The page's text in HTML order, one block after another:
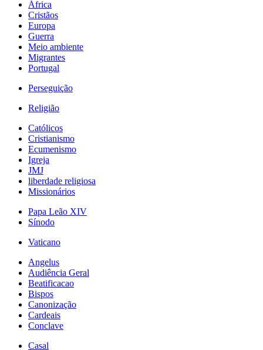
África
Cristãos
Europa
Guerra
Meio ambiente
Migrantes
Portugal
Perseguição
Religião
Católicos
Cristianismo
Ecumenismo
Igreja
JMJ
liberdade religiosa
Missionários
Papa Leão XIV
Sínodo
Vaticano
Angelus
Audiência Geral
Beatificacao
Bispos
Canonização
Cardeais
Conclave
Casal